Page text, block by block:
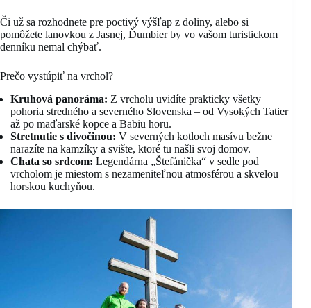
Či už sa rozhodnete pre poctivý výšľap z doliny, alebo si
pomôžete lanovkou z Jasnej, Ďumbier by vo vašom turistickom
denníku nemal chýbať.
Prečo vystúpiť na vrchol?
Kruhová panoráma: Z vrcholu uvidíte prakticky všetky
pohoria stredného a severného Slovenska – od Vysokých Tatier
až po maďarské kopce a Babiu horu.
Stretnutie s divočinou: V severných kotloch masívu bežne
narazíte na kamzíky a svište, ktoré tu našli svoj domov.
Chata so srdcom: Legendárna „Štefánička“ v sedle pod
vrcholom je miestom s nezameniteľnou atmosférou a skvelou
horskou kuchyňou.